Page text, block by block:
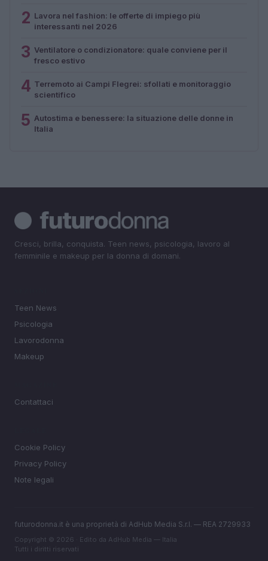
2 Lavora nel fashion: le offerte di impiego più
interessanti nel 2026
3 Ventilatore o condizionatore: quale conviene per il
fresco estivo
4 Terremoto ai Campi Flegrei: sfollati e monitoraggio
scientifico
5 Autostima e benessere: la situazione delle donne in
Italia
Cresci, brilla, conquista. Teen news, psicologia, lavoro al
femminile e makeup per la donna di domani.
Teen News
Psicologia
Lavorodonna
Makeup
Contattaci
Cookie Policy
Privacy Policy
Note legali
futurodonna.it è una proprietà di AdHub Media S.r.l. — REA 2729933
Copyright © 2026 · Edito da AdHub Media — Italia
Tutti i diritti riservati